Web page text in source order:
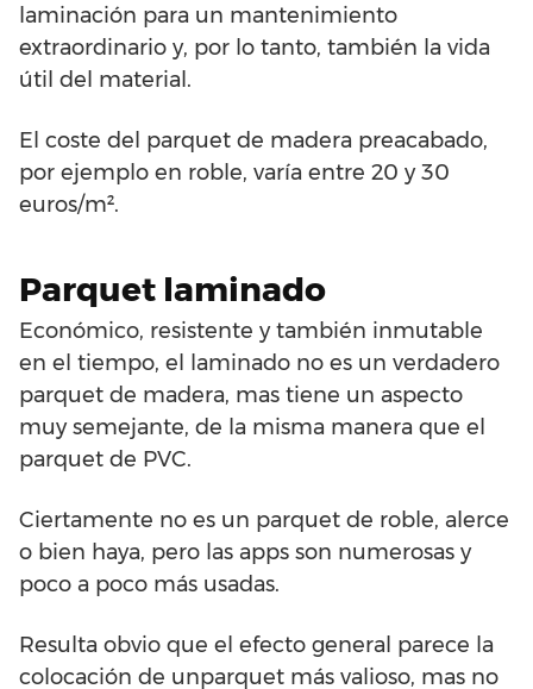
laminación para un mantenimiento
extraordinario y, por lo tanto, también la vida
útil del material.
El coste del parquet de madera preacabado,
por ejemplo en roble, varía entre 20 y 30
euros/m².
Parquet laminado
Económico, resistente y también inmutable
en el tiempo, el laminado no es un verdadero
parquet de madera, mas tiene un aspecto
muy semejante, de la misma manera que el
parquet de PVC.
Ciertamente no es un parquet de roble, alerce
o bien haya, pero las apps son numerosas y
poco a poco más usadas.
Resulta obvio que el efecto general parece la
colocación de unparquet más valioso, mas no